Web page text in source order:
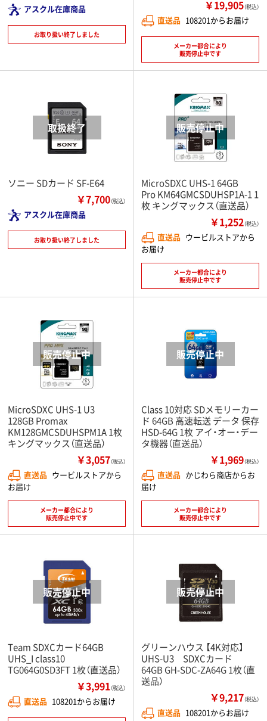
アスクル在庫商品
お取り扱い終了しました
￥19,905（税込）
直送品 108201からお届け
メーカー都合により
販売停止中です
ソニー SDカード SF-E64
￥7,700（税込）
アスクル在庫商品
お取り扱い終了しました
MicroSDXC UHS-1 64GB
Pro KM64GMCSDUHSP1A-1 1
枚 キングマックス（直送品）
￥1,252（税込）
直送品 ウービルストアから
お届け
メーカー都合により
販売停止中です
MicroSDXC UHS-1 U3
128GB Promax
KM128GMCSDUHSPM1A 1枚
キングマックス（直送品）
￥3,057（税込）
直送品 ウービルストアから
お届け
メーカー都合により
販売停止中です
Class 10対応 SDメモリーカー
ド 64GB 高速転送 データ 保存
HSD-64G 1枚 アイ・オー・デー
タ機器（直送品）
￥1,969（税込）
直送品 かじわら商店からお
届け
メーカー都合により
販売停止中です
Team SDXCカード64GB
UHS_I class10
TG064G0SD3FT 1枚（直送品）
￥3,991（税込）
直送品 108201からお届け
グリーンハウス 【4K対応】
UHS-U3 SDXCカード
64GB GH-SDC-ZA64G 1枚（直
送品）
￥9,217（税込）
直送品 108201からお届け